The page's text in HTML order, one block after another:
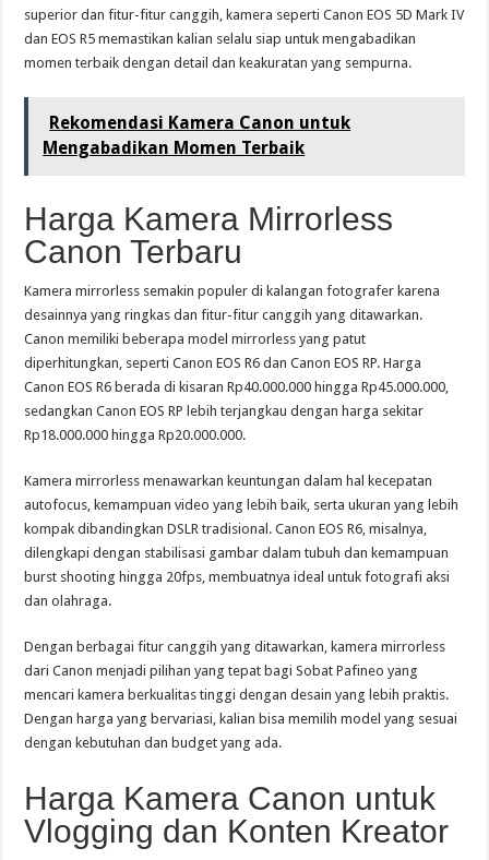
superior dan fitur-fitur canggih, kamera seperti Canon EOS 5D Mark IV
dan EOS R5 memastikan kalian selalu siap untuk mengabadikan
momen terbaik dengan detail dan keakuratan yang sempurna.
Rekomendasi Kamera Canon untuk
Mengabadikan Momen Terbaik
Harga Kamera Mirrorless
Canon Terbaru
Kamera mirrorless semakin populer di kalangan fotografer karena
desainnya yang ringkas dan fitur-fitur canggih yang ditawarkan.
Canon memiliki beberapa model mirrorless yang patut
diperhitungkan, seperti Canon EOS R6 dan Canon EOS RP. Harga
Canon EOS R6 berada di kisaran Rp40.000.000 hingga Rp45.000.000,
sedangkan Canon EOS RP lebih terjangkau dengan harga sekitar
Rp18.000.000 hingga Rp20.000.000.
Kamera mirrorless menawarkan keuntungan dalam hal kecepatan
autofocus, kemampuan video yang lebih baik, serta ukuran yang lebih
kompak dibandingkan DSLR tradisional. Canon EOS R6, misalnya,
dilengkapi dengan stabilisasi gambar dalam tubuh dan kemampuan
burst shooting hingga 20fps, membuatnya ideal untuk fotografi aksi
dan olahraga.
Dengan berbagai fitur canggih yang ditawarkan, kamera mirrorless
dari Canon menjadi pilihan yang tepat bagi Sobat Pafineo yang
mencari kamera berkualitas tinggi dengan desain yang lebih praktis.
Dengan harga yang bervariasi, kalian bisa memilih model yang sesuai
dengan kebutuhan dan budget yang ada.
Harga Kamera Canon untuk
Vlogging dan Konten Kreator